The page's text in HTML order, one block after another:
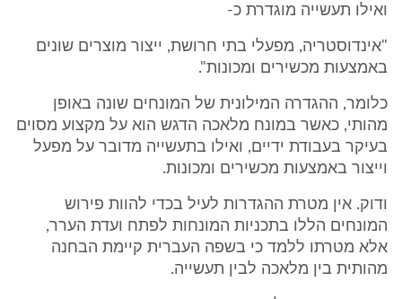
ואילו תעשייה מוגדרת כ-
"אינדוסטריה, מפעלי בתי חרושת, ייצור מוצרים שונים
באמצעות מכשירים ומכונות".
כלומר, ההגדרה המילונית של המונחים שונה באופן
מהותי, כאשר במונח מלאכה הדגש הוא על מקצוע מסוים
בעיקר בעבודת ידיים, ואילו בתעשייה מדובר על מפעל
וייצור באמצעות מכשירים ומכונות.
ודוק. אין מטרת ההגדרות לעיל בכדי להוות פירוש
המונחים הללו בתכניות המונחות לפתח ועדת הערר,
אלא מטרתו ללמד כי בשפה העברית קיימת הבחנה
מהותית בין מלאכה לבין תעשייה.